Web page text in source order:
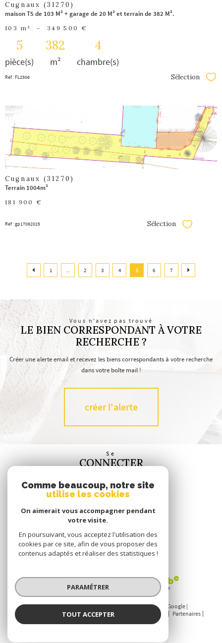
Cugnaux (31270)
maison T5 de 103 M² + garage de 20 M² et terrain de 382 M².
103 m² - 349 500 €
5
pièce(s)
382
m²
4
chambre(s)
Réf : FL2506 Sélection
voir le
bien
Cugnaux (31270)
Terrain 1004m²
181 900 €
Réf : gp17062025 Sélection Sélectionner
1 2 3 4 5 6 7
Vous n'avez pas trouvé
LE BIEN CORRESPONDANT À VOTRE
RECHERCHE ?
Créer une alerte email et recevez les biens correspondants à votre recherche
dans votre boîte mail !
créer l'alerte
Se
CONNECTER
espace propriétaire
SUIVRE
Nous
© 2026 | Tous droits réservés | Traduction powered by Google |
Plan du site Mentions légales Admin
Partenaires
Comme beaucoup, notre site
utilise les cookies
On aimerait vous accompagner pendant
votre visite.
En poursuivant, vous acceptez l'utilisation des
cookies par ce site, afin de vous proposer des
contenus adaptés et réaliser des statistiques !
PARAMÉTRER
TOUT ACCEPTER